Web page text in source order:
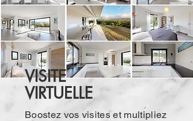
VISITE
VIRTUELLE
Boostez vos visites et multipliez